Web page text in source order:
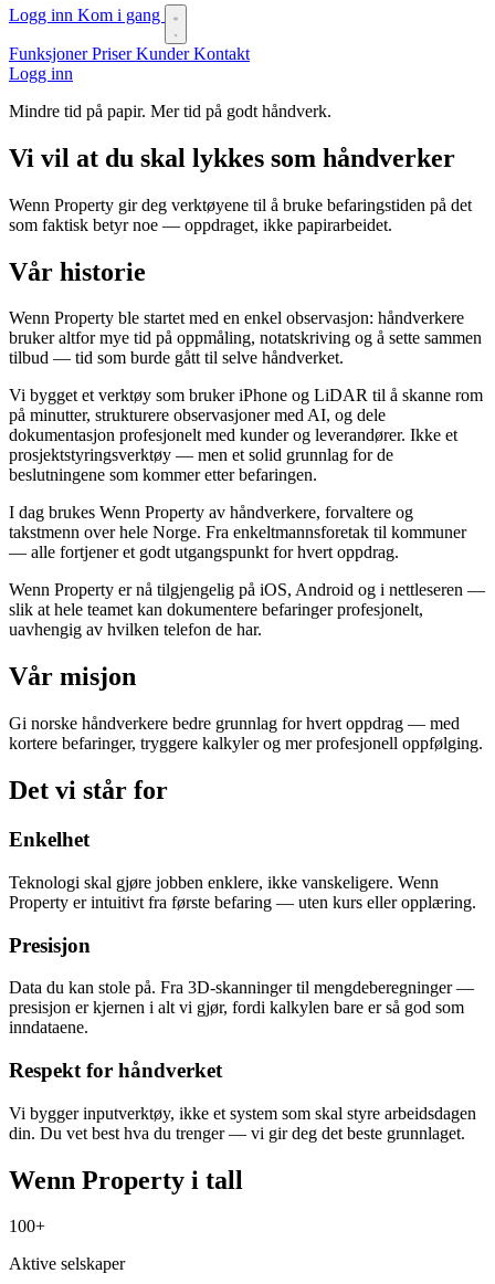
Logg inn Kom i gang
FunksjonerPriserKunderKontakt
Logg inn
Mindre tid på papir. Mer tid på godt håndverk.
Vi vil at du skal lykkes som håndverker
Wenn Property gir deg verktøyene til å bruke befaringstiden på det
som faktisk betyr noe — oppdraget, ikke papirarbeidet.
Vår historie
Wenn Property ble startet med en enkel observasjon: håndverkere
bruker altfor mye tid på oppmåling, notatskriving og å sette sammen
tilbud — tid som burde gått til selve håndverket.
Vi bygget et verktøy som bruker iPhone og LiDAR til å skanne rom
på minutter, strukturere observasjoner med AI, og dele
dokumentasjon profesjonelt med kunder og leverandører. Ikke et
prosjektstyringsverktøy — men et solid grunnlag for de
beslutningene som kommer etter befaringen.
I dag brukes Wenn Property av håndverkere, forvaltere og
takstmenn over hele Norge. Fra enkeltmannsforetak til kommuner
— alle fortjener et godt utgangspunkt for hvert oppdrag.
Wenn Property er nå tilgjengelig på iOS, Android og i nettleseren —
slik at hele teamet kan dokumentere befaringer profesjonelt,
uavhengig av hvilken telefon de har.
Vår misjon
Gi norske håndverkere bedre grunnlag for hvert oppdrag — med
kortere befaringer, tryggere kalkyler og mer profesjonell oppfølging.
Det vi står for
Enkelhet
Teknologi skal gjøre jobben enklere, ikke vanskeligere. Wenn
Property er intuitivt fra første befaring — uten kurs eller opplæring.
Presisjon
Data du kan stole på. Fra 3D-skanninger til mengdeberegninger —
presisjon er kjernen i alt vi gjør, fordi kalkylen bare er så god som
inndataene.
Respekt for håndverket
Vi bygger inputverktøy, ikke et system som skal styre arbeidsdagen
din. Du vet best hva du trenger — vi gir deg det beste grunnlaget.
Wenn Property i tall
100+
Aktive selskaper